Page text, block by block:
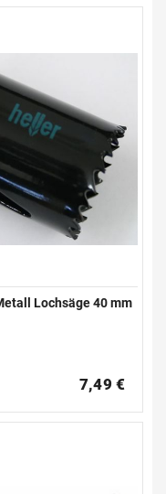
Lochsäge 40 mm
7,49 €